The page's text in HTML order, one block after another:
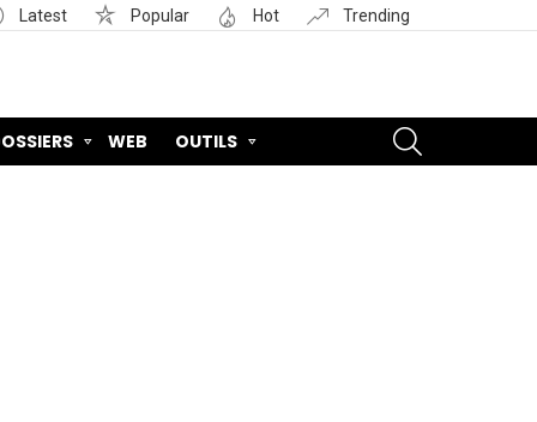
Latest Popular Hot Trending
WEB OUTILS